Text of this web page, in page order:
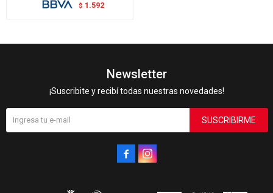
$ 1.592
Newsletter
¡Suscribite y recibí todas nuestras novedades!
SUSCRIBIRME
 